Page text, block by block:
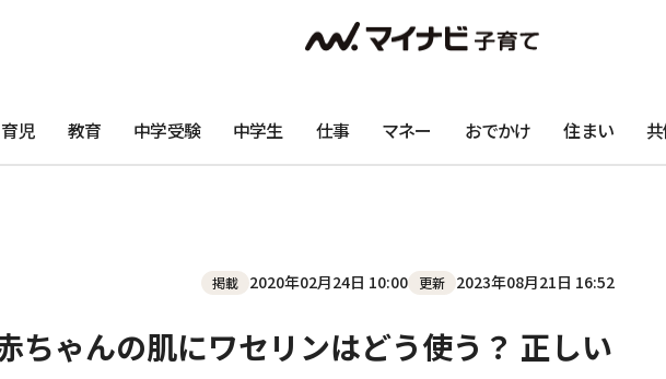
育児 教育 中学受験 中学生 仕事 マネー おでかけ 住まい
掲載 2020年02月24日 10:00 更新 2023年08月21日 16:52
ちゃんの肌にワセリンはどう使う？ 正しい